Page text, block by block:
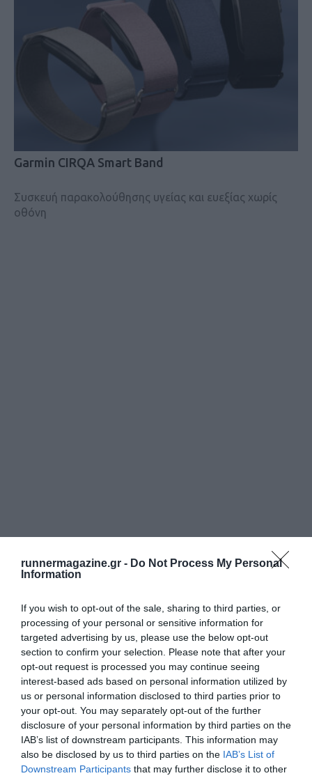
runnermagazine.gr - Do Not Process My Personal
Information
If you wish to opt-out of the sale, sharing to third parties, or
processing of your personal or sensitive information for
targeted advertising by us, please use the below opt-out
section to confirm your selection. Please note that after your
opt-out request is processed you may continue seeing
interest-based ads based on personal information utilized by
us or personal information disclosed to third parties prior to
your opt-out. You may separately opt-out of the further
disclosure of your personal information by third parties on the
IAB’s list of downstream participants. This information may
also be disclosed by us to third parties on the IAB’s List of
Downstream Participants that may further disclose it to other
Garmin CIRQA Smart Band
Συσκευή παρακολούθησης υγείας και ευεξίας χωρίς
οθόνη